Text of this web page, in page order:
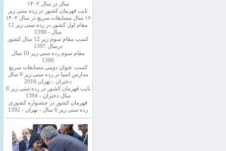
سال در سال ۱۴۰۲
نایب قهرمان کشور در رده سنی زیر
۱۶ سال مسابقات سریع در سال ۱۴۰۲
مقام اول کشور در رده سنی زیر 12
سال - 1398
کسب مقام سوم زیر 12 سال کشور
درسال 1397
مقام سوم رده سنی زیر 10 سال
1396
کسب عنوان دومی مسابقات سریع
مدارس اسیا در رده سنی زیر 9 سال
دختران - تهران 2016
نایب قهرمان کشور در رده سنی زیر 8
سال دختران - 1394
قهرمان کشور در جشنواره کشوری
رده سنی زیر 6 سال - تهران - 1392